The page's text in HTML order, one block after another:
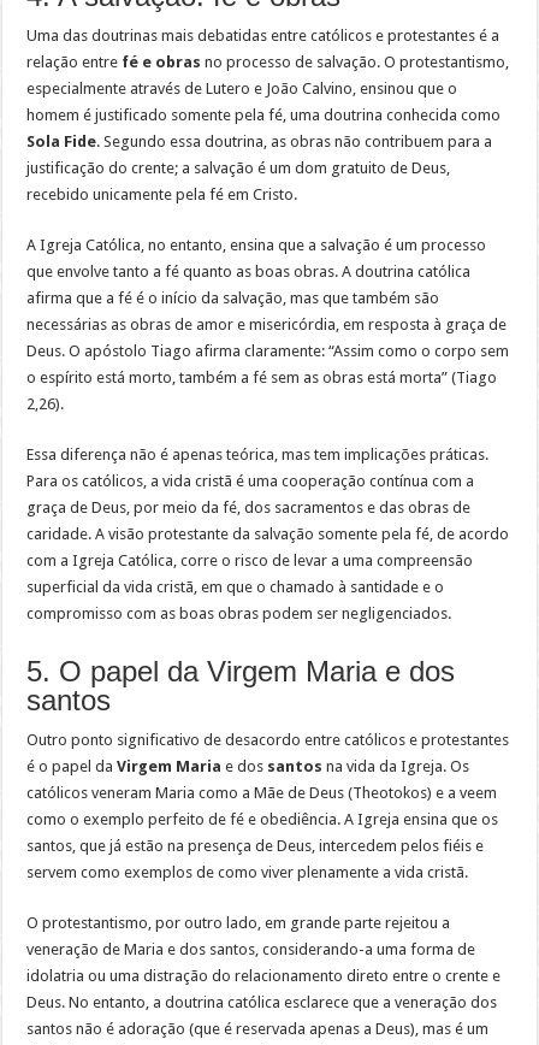
Uma das doutrinas mais debatidas entre católicos e protestantes é a
relação entre fé e obras no processo de salvação. O protestantismo,
especialmente através de Lutero e João Calvino, ensinou que o
homem é justificado somente pela fé, uma doutrina conhecida como
Sola Fide. Segundo essa doutrina, as obras não contribuem para a
justificação do crente; a salvação é um dom gratuito de Deus,
recebido unicamente pela fé em Cristo.
A Igreja Católica, no entanto, ensina que a salvação é um processo
que envolve tanto a fé quanto as boas obras. A doutrina católica
afirma que a fé é o início da salvação, mas que também são
necessárias as obras de amor e misericórdia, em resposta à graça de
Deus. O apóstolo Tiago afirma claramente: “Assim como o corpo sem
o espírito está morto, também a fé sem as obras está morta” (Tiago
2,26).
Essa diferença não é apenas teórica, mas tem implicações práticas.
Para os católicos, a vida cristã é uma cooperação contínua com a
graça de Deus, por meio da fé, dos sacramentos e das obras de
caridade. A visão protestante da salvação somente pela fé, de acordo
com a Igreja Católica, corre o risco de levar a uma compreensão
superficial da vida cristã, em que o chamado à santidade e o
compromisso com as boas obras podem ser negligenciados.
5. O papel da Virgem Maria e dos
santos
Outro ponto significativo de desacordo entre católicos e protestantes
é o papel daVirgem Maria e dos santos na vida da Igreja. Os
católicos veneram Maria como a Mãe de Deus (Theotokos) e a veem
como o exemplo perfeito de fé e obediência. A Igreja ensina que os
santos, que já estão na presença de Deus, intercedem pelos fiéis e
servem como exemplos de como viver plenamente a vida cristã.
O protestantismo, por outro lado, em grande parte rejeitou a
veneração de Maria e dos santos, considerando-a uma forma de
idolatria ou uma distração do relacionamento direto entre o crente e
Deus. No entanto, a doutrina católica esclarece que a veneração dos
santos não é adoração (que é reservada apenas a Deus), mas é um